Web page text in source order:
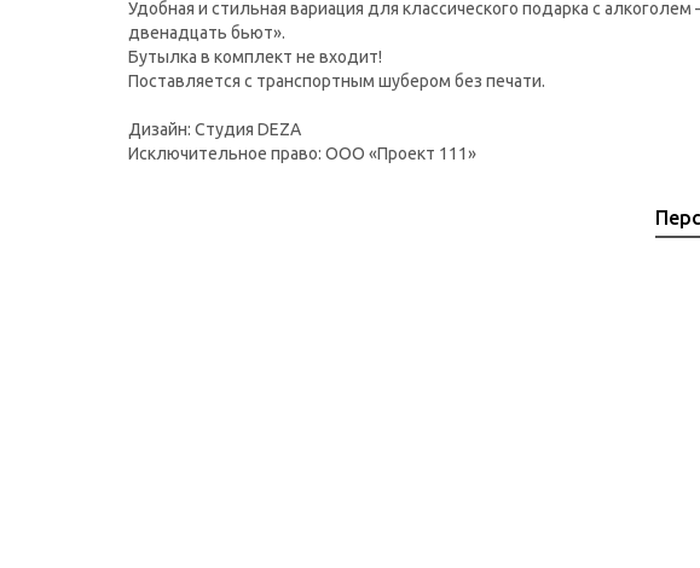
Удобная и стильная вариация для классического подарка с
двенадцать бьют».
Бутылка в комплект не входит!
Поставляется с транспортным шубером без печати.
Дизайн: Студия DEZA
Исключительное право: ООО «Проект 111»